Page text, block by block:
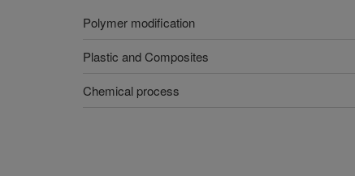
Polymer modification
Plastic and Composites
Chemical process